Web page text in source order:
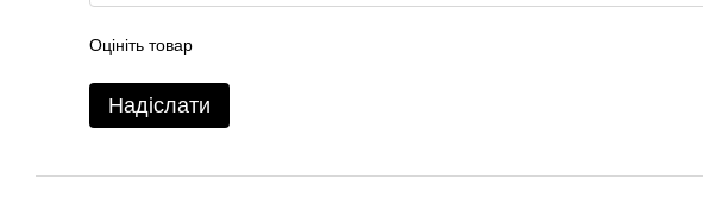
Оцініть товар
Надіслати